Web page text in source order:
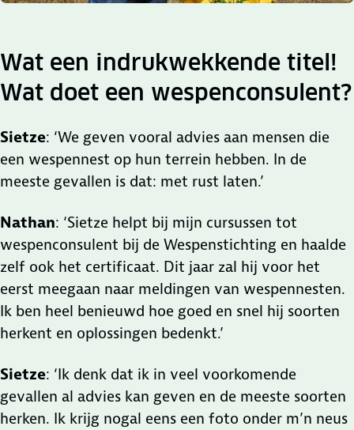
Wat een indrukwekkende titel!
Wat doet een wespenconsulent?
Sietze: ‘We geven vooral advies aan mensen die
een wespennest op hun terrein hebben. In de
meeste gevallen is dat: met rust laten.’
Nathan: ‘Sietze helpt bij mijn cursussen tot
wespenconsulent bij de Wespenstichting en haalde
zelf ook het certificaat. Dit jaar zal hij voor het
eerst meegaan naar meldingen van wespennesten.
Ik ben heel benieuwd hoe goed en snel hij soorten
herkent en oplossingen bedenkt.’
Sietze: ‘Ik denk dat ik in veel voorkomende
gevallen al advies kan geven en de meeste soorten
herken. Ik krijg nogal eens een foto onder m’n neus